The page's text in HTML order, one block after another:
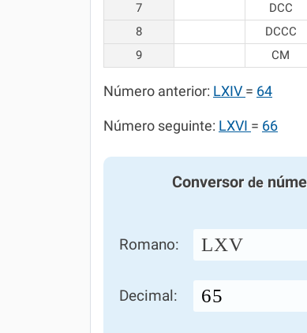
7
DCC
8
DCCC
9
CM
Número anterior: LXIV = 64
Número seguinte: LXVI = 66
Conversor de
Romano: LXV
Decimal: